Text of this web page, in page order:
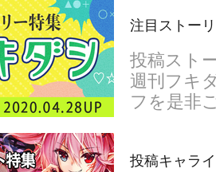
注目ストー
投稿スト
週刊フキ
フを是非
投稿キャラ